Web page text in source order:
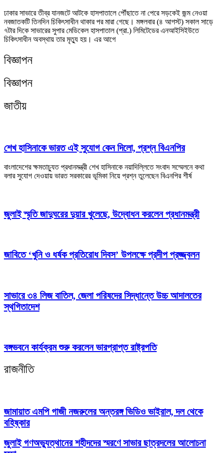
ঢাকার সাভারে তীব্র যানজটে আটকে হাসপাতালে পৌঁছাতে না পেরে সড়কেই জন্ম নেওয়া
নবজাতকটি তিনদিন চিকিৎসাধীন থাকার পর মারা গেছে। মঙ্গলবার (৪ আগস্ট) সকাল সাড়ে
৭টার দিকে সাভারের সুপার মেডিকেল হাসপাতাল (প্রা.) লিমিটেডের এনআইসিইউতে
চিকিৎসাধীন অবস্থায় তার মৃত্যু হয়। এর আগে
বিজ্ঞাপন
বিজ্ঞাপন
জাতীয়
শেখ হাসিনাকে ভারত এই সুযোগ কেন দিলো, প্রশ্ন বিএনপির
বাংলাদেশের ক্ষমতাচ্যুত প্রধানমন্ত্রী শেখ হাসিনাকে নয়াদিল্লিতে সংবাদ সম্মেলনে কথা
বলার সুযোগ দেওয়ায় ভারত সরকারের ভূমিকা নিয়ে প্রশ্ন তুলেছেন বিএনপির শীর্ষ
জুলাই স্মৃতি জাদুঘরের দুয়ার খুলেছে, উদ্বোধন করলেন প্রধানমন্ত্রী
জাবিতে ‘খুনি ও ধর্ষক প্রতিরোধ দিবস’ উপলক্ষে প্রদীপ প্রজ্জ্বলন
সাভারে ৩৪ লিজ বাতিল, জেলা পরিষদের সিদ্ধান্তে উচ্চ আদালতের
স্থগিতাদেশ
বঙ্গভবনে কার্যক্রম শুরু করলেন ভারপ্রাপ্ত রাষ্ট্রপতি
রাজনীতি
জামায়াত এমপি গাজী নজরুলের অন্তরঙ্গ ভিডিও ভাইরাল, দল থেকে
বহিষ্কার
জুলাই গণঅভ্যুত্থানের শহীদদের স্মরণে সাভার ছাত্রদলের আলোচনা